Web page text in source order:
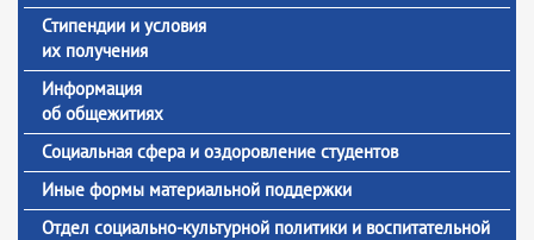
Стипендии и условия
их получения
Информация
об общежитиях
Социальная сфера и оздоровление студентов
Иные формы материальной поддержки
Отдел социально-культурной политики и воспитательной